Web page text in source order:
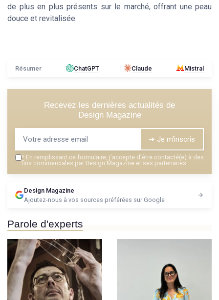
de plus en plus présents sur le marché, offrant une peau
douce et revitalisée.
Résumer ChatGPT Claude Mistral
Recevez les dernières actualités de
Design Magazine
➔ Je m'inscris
* En remplissant ce formulaire, j’accepte d’être contacté(e) à des
fins commerciales par Design Magazine et ses partenaires.
Design Magazine
Ajoutez-nous à vos sources préférées sur Google
Parole d'experts